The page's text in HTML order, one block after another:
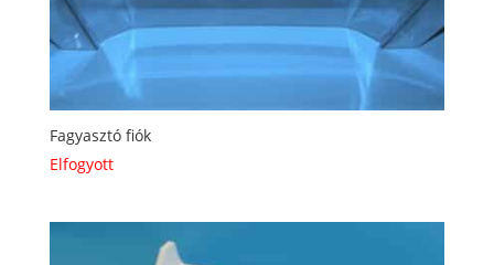
Fagyasztó fiók
Elfogyott